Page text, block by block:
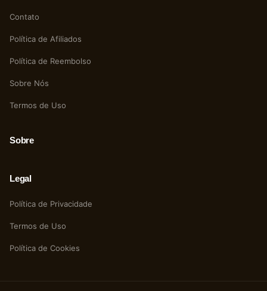
Contato
Política de Afiliados
Política de Reembolso
Sobre Nós
Termos de Uso
Sobre
Legal
Política de Privacidade
Termos de Uso
Política de Cookies